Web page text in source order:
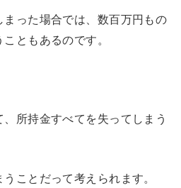
まった場合では、数百万円もの
ともあるのです。
所持金すべてを失ってしまう
ことだって考えられます。